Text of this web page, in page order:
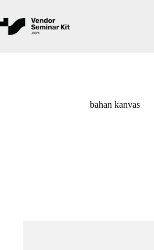
content
bahan kanvas